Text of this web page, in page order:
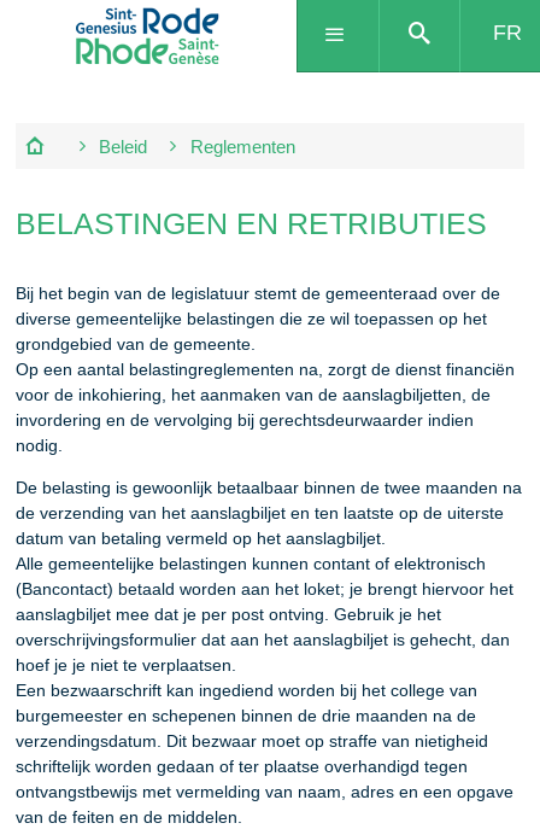
FR
Beleid Reglementen
BELASTINGEN EN RETRIBUTIES
Bij het begin van de legislatuur stemt de gemeenteraad over de
diverse gemeentelijke belastingen die ze wil toepassen op het
grondgebied van de gemeente.
Op een aantal belastingreglementen na, zorgt de dienst financiën
voor de inkohiering, het aanmaken van de aanslagbiljetten, de
invordering en de vervolging bij gerechtsdeurwaarder indien
nodig.
De belasting is gewoonlijk betaalbaar binnen de twee maanden na
de verzending van het aanslagbiljet en ten laatste op de uiterste
datum van betaling vermeld op het aanslagbiljet.
Alle gemeentelijke belastingen kunnen contant of elektronisch
(Bancontact) betaald worden aan het loket; je brengt hiervoor het
aanslagbiljet mee dat je per post ontving. Gebruik je het
overschrijvingsformulier dat aan het aanslagbiljet is gehecht, dan
hoef je je niet te verplaatsen.
Een bezwaarschrift kan ingediend worden bij het college van
burgemeester en schepenen binnen de drie maanden na de
verzendingsdatum. Dit bezwaar moet op straffe van nietigheid
schriftelijk worden gedaan of ter plaatse overhandigd tegen
ontvangstbewijs met vermelding van naam, adres en een opgave
van de feiten en de middelen.